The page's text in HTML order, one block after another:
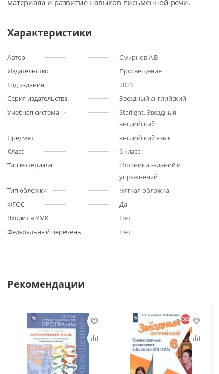
материала и развитие навыков письменной речи.
Характеристики
Автор
Смирнов А.В.
Издательство
Просвещение
Год издания
2023
Серия издательства
Звездный английский
Учебная система
Starlight. Звездный
английский
Предмет
английский язык
Класс
6 класс
Тип материала
сборники заданий и
упражнений
Тип обложки
мягкая обложка
ФГОС
Да
Входит в УМК
Нет
Федеральный перечень
Нет
Рекомендации